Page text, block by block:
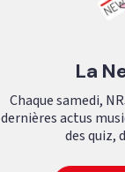
La
Chaque samedi,
dernières actus
des quiz,